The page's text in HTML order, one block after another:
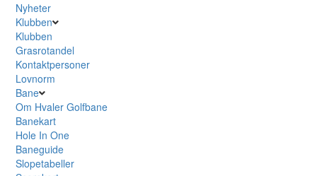
Nyheter
Klubben
Klubben
Grasrotandel
Kontaktpersoner
Lovnorm
Bane
Om Hvaler Golfbane
Banekart
Hole In One
Baneguide
Slopetabeller